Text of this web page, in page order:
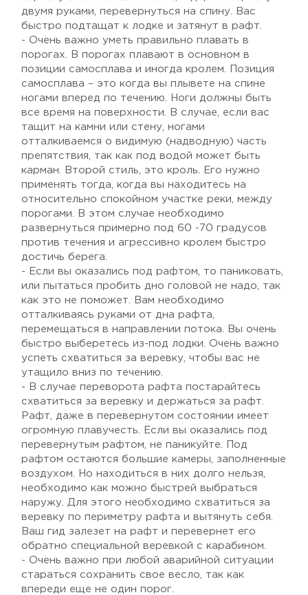
двумя руками, перевернуться на спину. Вас
быстро подтащат к лодке и затянут в рафт.
- Очень важно уметь правильно плавать в
порогах. В порогах плавают в основном в
позиции самосплава и иногда кролем. Позиция
самосплава – это когда вы плывете на спине
ногами вперед по течению. Ноги должны быть
все время на поверхности. В случае, если вас
тащит на камни или стену, ногами
отталкиваемся о видимую (надводную) часть
препятствия, так как под водой может быть
карман. Второй стиль, это кроль. Его нужно
применять тогда, когда вы находитесь на
относительно спокойном участке реки, между
порогами. В этом случае необходимо
развернуться примерно под 60 -70 градусов
против течения и агрессивно кролем быстро
достичь берега.
- Если вы оказались под рафтом, то паниковать,
или пытаться пробить дно головой не надо, так
как это не поможет. Вам необходимо
отталкиваясь руками от дна рафта,
перемещаться в направлении потока. Вы очень
быстро выберетесь из-под лодки. Очень важно
успеть схватиться за веревку, чтобы вас не
утащило вниз по течению.
- В случае переворота рафта постарайтесь
схватиться за веревку и держаться за рафт.
Рафт, даже в перевернутом состоянии имеет
огромную плавучесть. Если вы оказались под
перевернутым рафтом, не паникуйте. Под
рафтом остаются большие камеры, заполненные
воздухом. Но находиться в них долго нельзя,
необходимо как можно быстрей выбраться
наружу. Для этого необходимо схватиться за
веревку по периметру рафта и вытянуть себя.
Ваш гид залезет на рафт и перевернет его
обратно специальной веревкой с карабином.
- Очень важно при любой аварийной ситуации
стараться сохранить свое весло, так как
впереди еще не один порог.